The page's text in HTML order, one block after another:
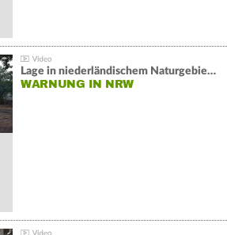
Lage in niederländischem Naturgebiet stabil
WARNUNG IN NRW